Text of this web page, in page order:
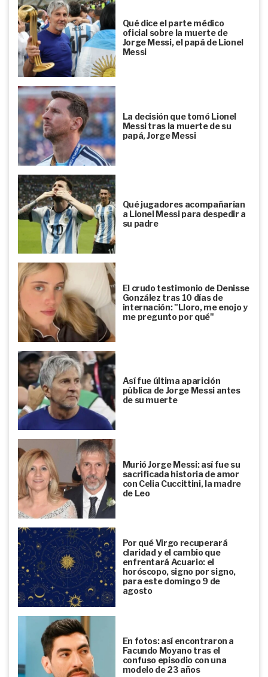
Qué dice el parte médico
oficial sobre la muerte de
Jorge Messi, el papá de Lionel
Messi
La decisión que tomó Lionel
Messi tras la muerte de su
papá, Jorge Messi
Qué jugadores acompañarían
a Lionel Messi para despedir a
su padre
El crudo testimonio de Denisse
González tras 10 días de
internación: "Lloro, me enojo y
me pregunto por qué"
Así fue última aparición
pública de Jorge Messi antes
de su muerte
Murió Jorge Messi: así fue su
sacrificada historia de amor
con Celia Cuccittini, la madre
de Leo
Por qué Virgo recuperará
claridad y el cambio que
enfrentará Acuario: el
horóscopo, signo por signo,
para este domingo 9 de
agosto
En fotos: así encontraron a
Facundo Moyano tras el
confuso episodio con una
modelo de 23 años